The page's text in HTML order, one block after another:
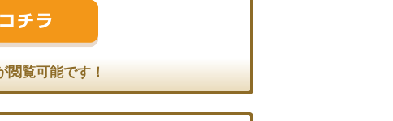
閲覧可能です！